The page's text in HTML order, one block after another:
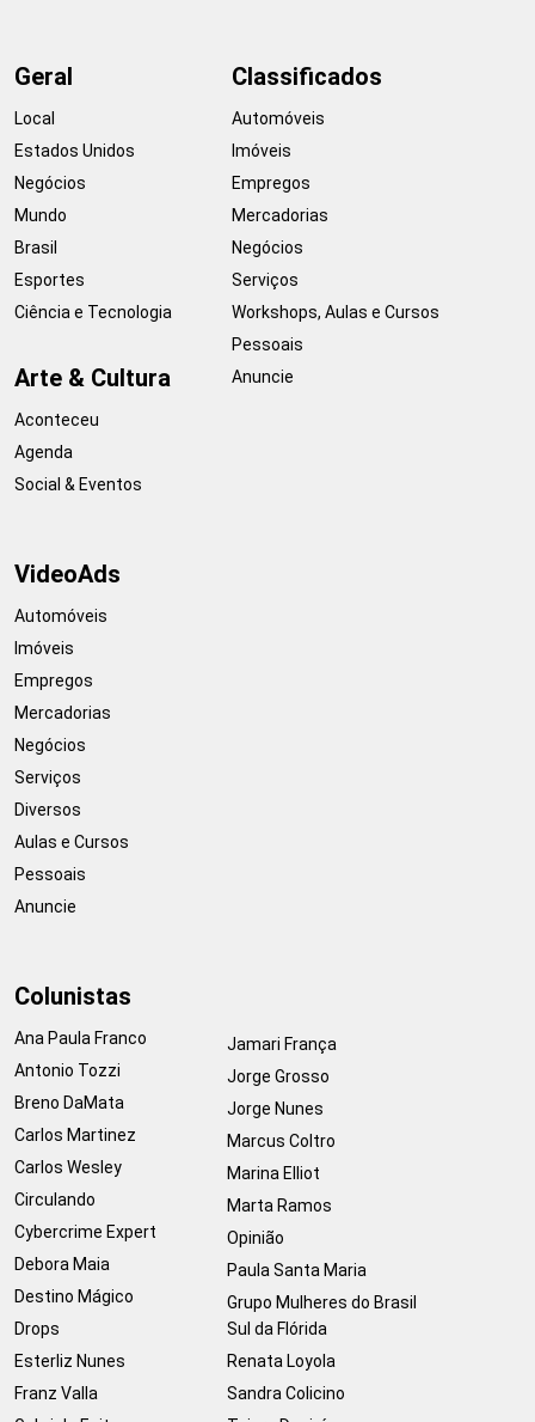
Geral
Local
Estados Unidos
Negócios
Mundo
Brasil
Esportes
Ciência e Tecnologia
Arte & Cultura
Aconteceu
Agenda
Social & Eventos
Classificados
Automóveis
Imóveis
Empregos
Mercadorias
Negócios
Serviços
Workshops, Aulas e Cursos
Pessoais
Anuncie
VideoAds
Automóveis
Imóveis
Empregos
Mercadorias
Negócios
Serviços
Diversos
Aulas e Cursos
Pessoais
Anuncie
Colunistas
Ana Paula Franco
Antonio Tozzi
Breno DaMata
Carlos Martinez
Carlos Wesley
Circulando
Cybercrime Expert
Debora Maia
Destino Mágico
Drops
Esterliz Nunes
Franz Valla
Jamari França
Jorge Grosso
Jorge Nunes
Marcus Coltro
Marina Elliot
Marta Ramos
Opinião
Paula Santa Maria
Grupo Mulheres do Brasil
Sul da Flórida
Renata Loyola
Sandra Colicino